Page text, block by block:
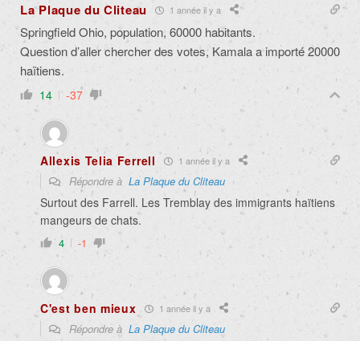
La Plaque du Cliteau 1 année il y a
Springfield Ohio, population, 60000 habitants.
Question d’aller chercher des votes, Kamala a importé 20000
haïtiens.
14 -37
Allexis Telia Ferrell 1 année il y a
Répondre à La Plaque du Cliteau
Surtout des Farrell. Les Tremblay des immigrants haïtiens
mangeurs de chats.
4 -1
C'est ben mieux 1 année il y a
Répondre à La Plaque du Cliteau